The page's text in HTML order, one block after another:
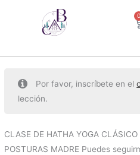
0
Por favor, inscríbete en el
lección.
CLASE DE HATHA YOGA
POSTURAS MADRE Puedes